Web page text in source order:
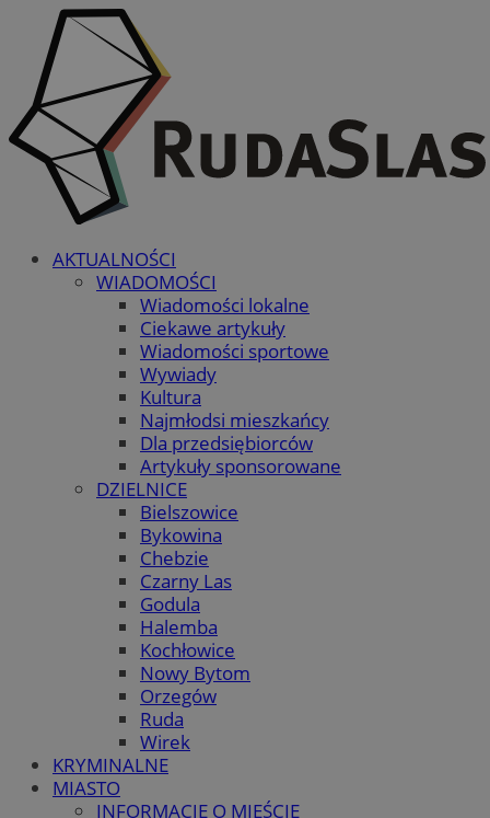
AKTUALNOŚCI
WIADOMOŚCI
Wiadomości lokalne
Ciekawe artykuły
Wiadomości sportowe
Wywiady
Kultura
Najmłodsi mieszkańcy
Dla przedsiębiorców
Artykuły sponsorowane
DZIELNICE
Bielszowice
Bykowina
Chebzie
Czarny Las
Godula
Halemba
Kochłowice
Nowy Bytom
Orzegów
Ruda
Wirek
KRYMINALNE
MIASTO
INFORMACJE O MIEŚCIE